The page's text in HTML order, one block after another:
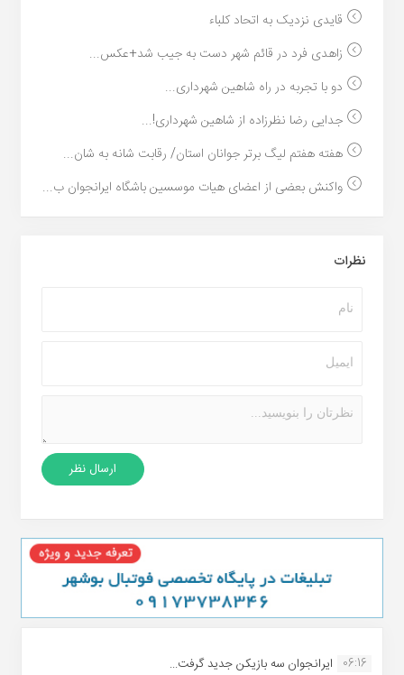
قایدی نزدیک به اتحاد کلباء
زاهدی فرد در قائم شهر دست به جیب شد+عکس...
دو با تجربه در راه شاهین شهرداری...
جدایی رضا نظرزاده از شاهین شهرداری!...
هفته هفتم لیگ برتر جوانان استان/ رقابت شانه به شان...
واکنش بعضی از اعضای هیات موسسین باشگاه ایرانجوان ب...
نظرات
06:16 ایرانجوان سه بازیکن جدید گرفت...